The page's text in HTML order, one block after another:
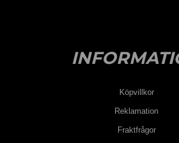
Köpvillkor
Reklamation
Fraktfrågor